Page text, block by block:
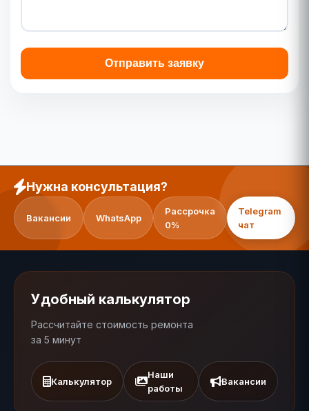
Отправить заявку
Нужна консультация?
Вакансии WhatsApp
Рассрочка
0%
Telegram
чат
Удобный калькулятор
Рассчитайте стоимость ремонта
за 5 минут
Калькулятор
Наши
работы
Вакансии